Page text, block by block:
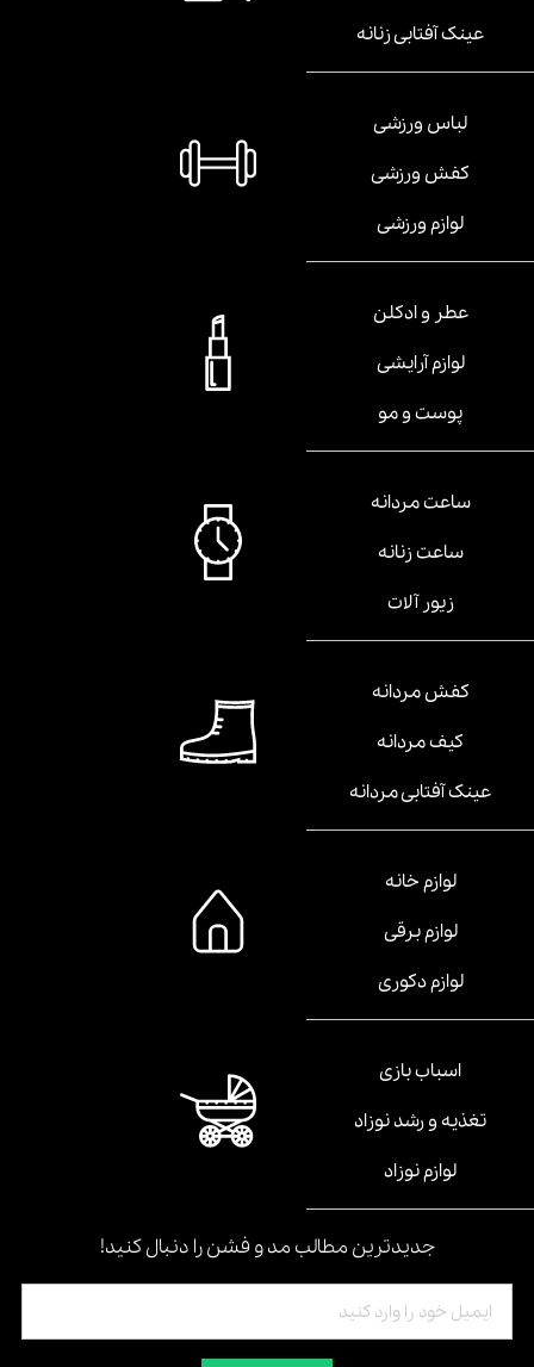
عینک آفتابی زنانه
لباس ورزشی
کفش ورزشی
لوازم ورزشی
عطر و ادکلن
لوازم آرایشی
پوست و مو
ساعت مردانه
ساعت زنانه
زیور آلات
کفش مردانه
کیف مردانه
عینک آفتابی مردانه
لوازم خانه
لوازم برقی
لوازم دکوری
اسباب بازی
تغذیه و رشد نوزاد
لوازم نوزاد
جدیدترین مطالب مد و فشن را دنبال کنید!